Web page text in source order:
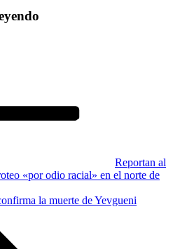
Reportan al
«por odio racial» en el norte de
la muerte de Yevgueni